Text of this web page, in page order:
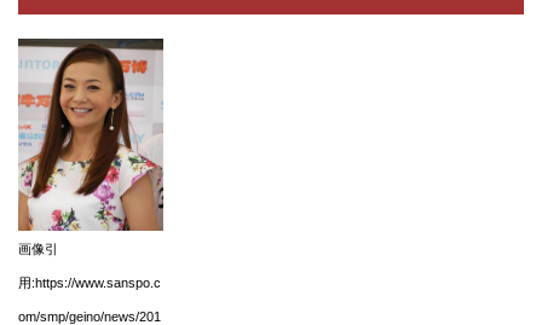
画像引
用:https://www.sanspo.c
om/smp/geino/news/201